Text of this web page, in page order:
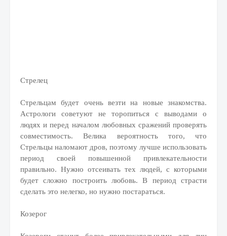
Стрелец
Стрельцам будет очень везти на новые знакомства.
Астрологи советуют не торопиться с выводами о
людях и перед началом любовных сражений проверять
совместимость. Велика вероятность того, что
Стрельцы наломают дров, поэтому лучше использовать
период своей повышенной привлекательности
правильно. Нужно отсеивать тех людей, с которыми
будет сложно построить любовь. В период страсти
сделать это нелегко, но нужно постараться.
Козерог